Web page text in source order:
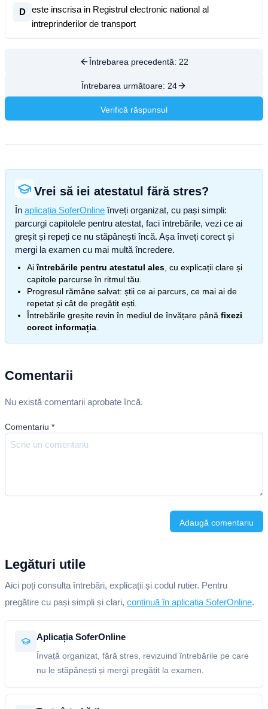
D
este inscrisa in Registrul electronic national al
intreprinderilor de transport
Întrebarea precedentă: 22
Întrebarea următoare: 24
Verifică răspunsul
Vrei să iei atestatul fără stres?
În aplicația SoferOnline înveți organizat, cu pași simpli:
parcurgi capitolele pentru atestat, faci întrebările, vezi ce ai
greșit și repeți ce nu stăpânești încă. Așa înveți corect și
mergi la examen cu mai multă încredere.
Aiîntrebările pentru atestatul ales , cu explicații clare și
capitole parcurse în ritmul tău.
Progresul rămâne salvat: știi ce ai parcurs, ce mai ai de
repetat și cât de pregătit ești.
Întrebările greșite revin în mediul de învățare până fixezi
corect informația
Comentarii
Nu există comentarii aprobate încă.
Comentariu *
Adaugă comentariu
Legături utile
Aici poți consulta întrebări, explicații și codul rutier. Pentru
pregătire cu pași simpli și clari, continuă în aplicația SoferOnline.
Aplicația SoferOnline
Învață organizat, fără stres, revizuind întrebările pe care
nu le stăpânești și mergi pregătit la examen.